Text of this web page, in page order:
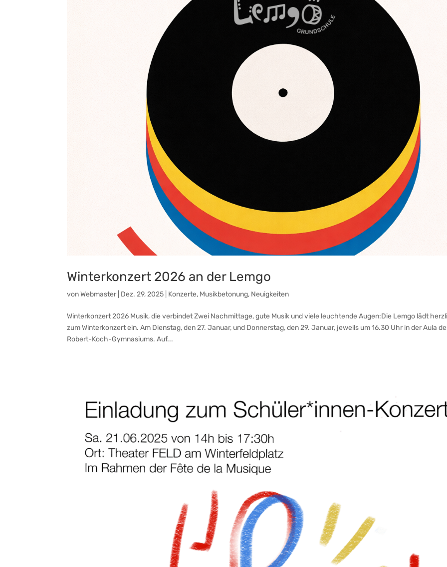
Winterkonzert 2026 an der Lemgo
vonWebmaster Dez. 29, 2025 Konzerte, Musikbetonung, Neuigkeiten
Winterkonzert 2026 Musik, die verbindet Zwei Nachmittage, gute Musik und viele leuchtende Augen:Die Lemgo lädt
zum Winterkonzert ein. Am Dienstag, den 27. Januar, und Donnerstag, den 29. Januar, jeweils um 16.30 Uhr in der Aula
Robert-Koch-Gymnasiums. Auf...